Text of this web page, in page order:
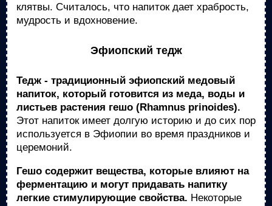
клятвы. Считалось, что напиток дает храбрость,
мудрость и вдохновение.
Эфиопский тедж
Тедж - традиционный эфиопский медовый
напиток, который готовится из меда, воды и
листьев растения гешо (Rhamnus prinoides).
Этот напиток имеет долгую историю и до сих пор
используется в Эфиопии во время праздников и
церемоний.
Гешо содержит вещества, которые влияют на
ферментацию и могут придавать напитку
легкие стимулирующие свойства. Некоторые